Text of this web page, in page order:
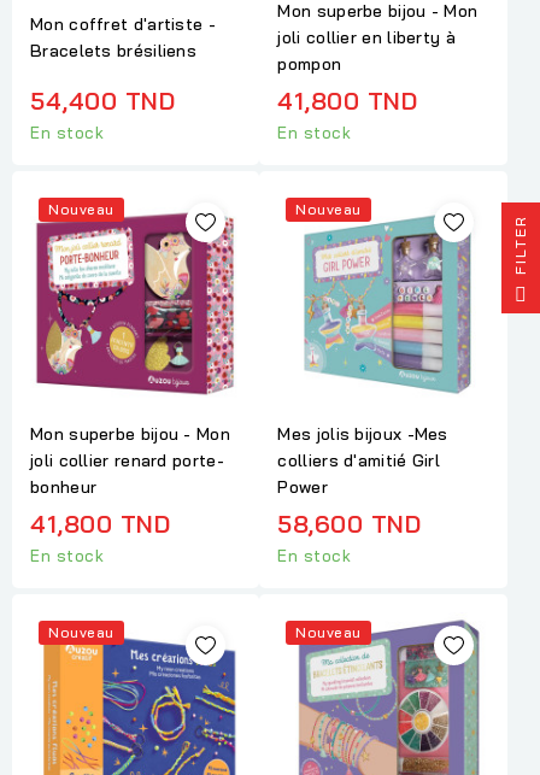
Mon coffret d'artiste -
Bracelets brésiliens
54,400 TND
En stock
Mon superbe bijou - Mon
joli collier en liberty à
pompon
41,800 TND
En stock
Nouveau
Mon superbe bijou - Mon
joli collier renard porte-
bonheur
41,800 TND
En stock
Nouveau
Mes jolis bijoux -Mes
colliers d'amitié Girl
Power
58,600 TND
En stock
Nouveau Nouveau
R